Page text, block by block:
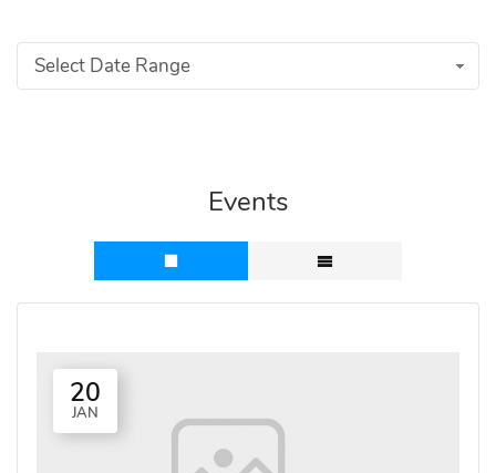
Select Date Range
Events
20
JAN